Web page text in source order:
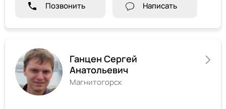
Позвонить Написать
Ганцен Сергей
Анатольевич
Магнитогорск